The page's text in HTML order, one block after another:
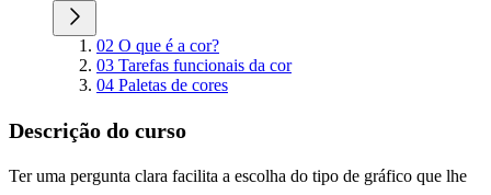
02 O que é a cor?
03 Tarefas funcionais da cor
04 Paletas de cores
Descrição do curso
Ter uma pergunta clara facilita a escolha do tipo de gráfico que lhe